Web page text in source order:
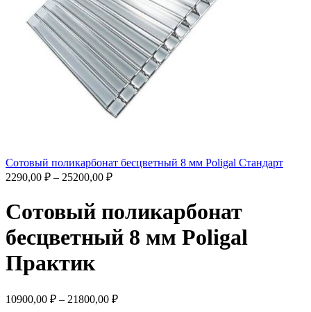
Сотовый поликарбонат бесцветный 8 мм Poligal Стандарт
2290,00 ₽ – 25200,00 ₽
Сотовый поликарбонат
бесцветный 8 мм Poligal
Практик
10900,00 ₽ – 21800,00 ₽